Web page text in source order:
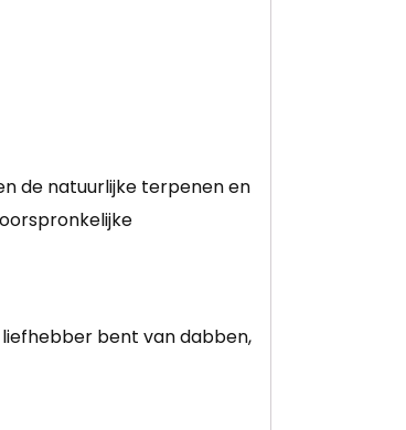
de natuurlijke terpenen en
bent van dabben,